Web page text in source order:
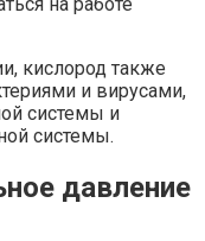
кислород также
и вирусами,
системы и
системы.
давление